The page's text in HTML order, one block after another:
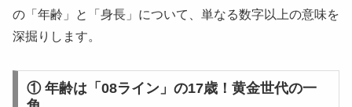
の「年齢」と「身長」について、単なる数字以上の意味を
深掘りします。
① 年齢は「08ライン」の17歳！黄金世代の一